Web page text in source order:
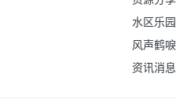
资源分享
水区乐园
风声鹤唳